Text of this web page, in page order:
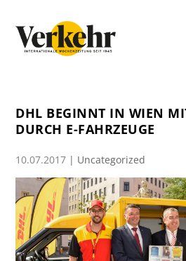
DHL BEGINNT IN WIEN
DURCH E-FAHRZEUGE
10.07.2017 | Uncategorized